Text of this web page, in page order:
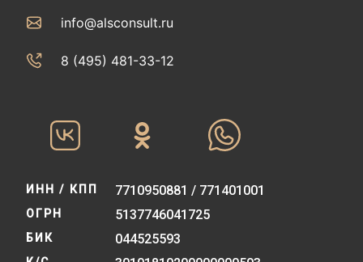
info@alsconsult.ru
8 (495) 481-33-12‬‬
ИНН / КПП 7710950881 / 771401001
ОГРН 5137746041725
БИК 044525593